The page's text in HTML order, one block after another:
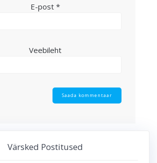
E-post *
Veebileht
Värsked Postitused